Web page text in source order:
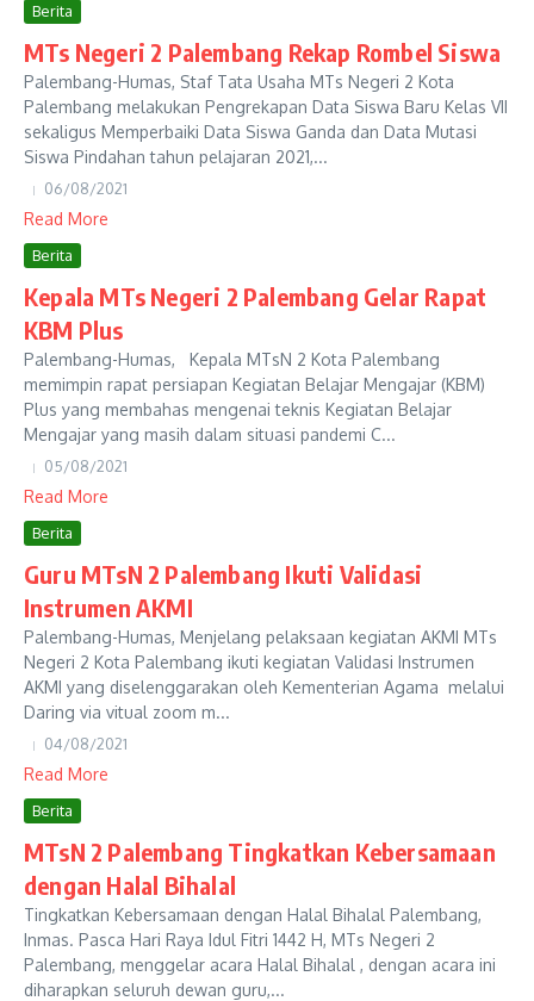
Berita
MTs Negeri 2 Palembang Rekap Rombel Siswa
Palembang-Humas, Staf Tata Usaha MTs Negeri 2 Kota
Palembang melakukan Pengrekapan Data Siswa Baru Kelas VII
sekaligus Memperbaiki Data Siswa Ganda dan Data Mutasi
Siswa Pindahan tahun pelajaran 2021,...
06/08/2021
Read More
Berita
Kepala MTs Negeri 2 Palembang Gelar Rapat
KBM Plus
Palembang-Humas, Kepala MTsN 2 Kota Palembang
memimpin rapat persiapan Kegiatan Belajar Mengajar (KBM)
Plus yang membahas mengenai teknis Kegiatan Belajar
Mengajar yang masih dalam situasi pandemi C...
05/08/2021
Read More
Berita
Guru MTsN 2 Palembang Ikuti Validasi
Instrumen AKMI
Palembang-Humas, Menjelang pelaksaan kegiatan AKMI MTs
Negeri 2 Kota Palembang ikuti kegiatan Validasi Instrumen
AKMI yang diselenggarakan oleh Kementerian Agama melalui
Daring via vitual zoom m...
04/08/2021
Read More
Berita
MTsN 2 Palembang Tingkatkan Kebersamaan
dengan Halal Bihalal
Tingkatkan Kebersamaan dengan Halal Bihalal Palembang,
Inmas. Pasca Hari Raya Idul Fitri 1442 H, MTs Negeri 2
Palembang, menggelar acara Halal Bihalal , dengan acara ini
diharapkan seluruh dewan guru,...